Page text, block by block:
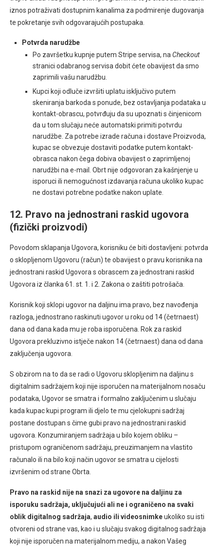
iznos potraživati dostupnim kanalima za podmirenje dugovanja
te pokretanje svih odgovarajućih postupaka.
Potvrda narudžbe
Po završetku kupnje putem Stripe servisa, na Checkout
stranici odabranog servisa dobit ćete obavijest da smo
zaprimili vašu narudžbu.
Kupci koji odluče izvršiti uplatu isključivo putem
skeniranja barkoda s ponude, bez ostavljanja podataka u
kontakt-obrascu, potvrđuju da su upoznati s činjenicom
da u tom slučaju neće automatski primiti potvrdu
narudžbe. Za potrebe izrade računa i dostave Proizvoda,
kupac se obvezuje dostaviti podatke putem kontakt-
obrasca nakon čega dobiva obavijest o zaprimljenoj
narudžbi na e-mail. Obrt nije odgovoran za kašnjenje u
isporuci ili nemogućnost izdavanja računa ukoliko kupac
ne dostavi potrebne podatke nakon uplate.
12. Pravo na jednostrani raskid ugovora
(fizički proizvodi)
Povodom sklapanja Ugovora, korisniku će biti dostavljeni: potvrda
o sklopljenom Ugovoru (račun) te obavijest o pravu korisnika na
jednostrani raskid Ugovora s obrascem za jednostrani raskid
Ugovora iz članka 61. st. 1. i 2. Zakona o zaštiti potrošača.
Korisnik koji sklopi ugovor na daljinu ima pravo, bez navođenja
razloga, jednostrano raskinuti ugovor u roku od 14 (četrnaest)
dana od dana kada mu je roba isporučena. Rok za raskid
Ugovora prekluzivno istječe nakon 14 (četrnaest) dana od dana
zaključenja ugovora.
S obzirom na to da se radi o Ugovoru sklopljenim na daljinu s
digitalnim sadržajem koji nije isporučen na materijalnom nosaču
podataka, Ugovor se smatra i formalno zaključenim u slučaju
kada kupac kupi program ili djelo te mu cjelokupni sadržaj
postane dostupan s čime gubi pravo na jednostrani raskid
ugovora. Konzumiranjem sadržaja u bilo kojem obliku –
pristupom ograničenom sadržaju, preuzimanjem na vlastito
računalo ili na bilo koji način ugovor se smatra u cijelosti
izvršenim od strane Obrta.
Pravo na raskid nije na snazi za ugovore na daljinu za
isporuku sadržaja, uključujući ali ne i ograničeno na svaki
oblik digitalnog sadržaja, audio ili videosnimkeukoliko su isti
otvoreni od strane vas, kao i u slučaju svakog digitalnog sadržaja
koji nije isporučen na materijalnom mediju, a nakon Vašeg